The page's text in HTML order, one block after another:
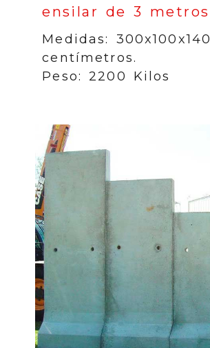
ensilar de 3 metros
Medidas: 300x100x140
centímetros.
Peso: 2200 Kilos